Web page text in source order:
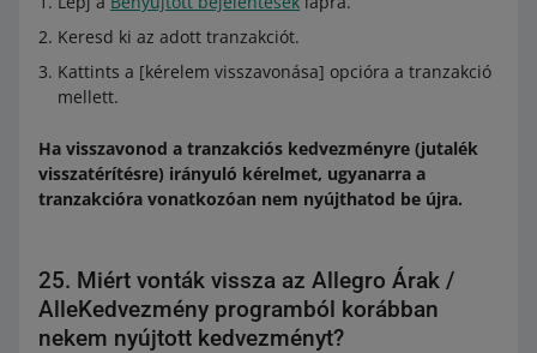
Keresd ki az adott tranzakciót.
Kattints a [kérelem visszavonása] opcióra a tranzakció
mellett.
Ha visszavonod a tranzakciós kedvezményre (jutalék
visszatérítésre) irányuló kérelmet, ugyanarra a
tranzakcióra vonatkozóan nem nyújthatod be újra.
25. Miért vonták vissza az Allegro Árak /
AlleKedvezmény programból korábban
nekem nyújtott kedvezményt?